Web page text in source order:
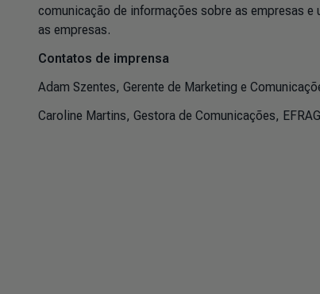
comunicação de informações sobre as empresas
as empresas.
Contatos de imprensa
Adam Szentes, Gerente de Marketing e
Caroline Martins, Gestora de Comunicações,